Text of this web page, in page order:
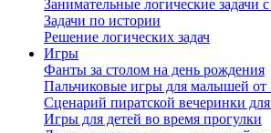
Занимательные логические задачи
Задачи по истории
Решение логических задач
Игры
Фанты за столом на день рождения
Пальчиковые игры для малышей от
Сценарий пиратской вечеринки
Игры для детей во время прогулки